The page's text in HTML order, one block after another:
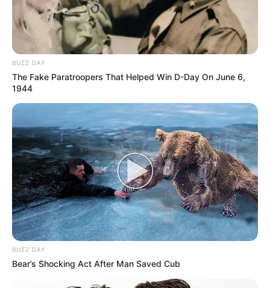
BUZZ DAY
The Fake Paratroopers That Helped Win D-Day On June 6,
1944
BUZZ DAY
Bear’s Shocking Act After Man Saved Cub